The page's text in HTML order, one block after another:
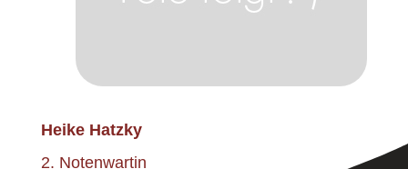
Heike Hatzky
2. Notenwartin